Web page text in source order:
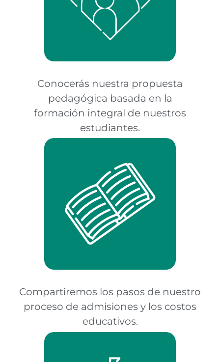
Conocerás nuestra propuesta
pedagógica basada en la
formación integral de nuestros
estudiantes.
Compartiremos los pasos de nuestro
proceso de admisiones y los costos
educativos.